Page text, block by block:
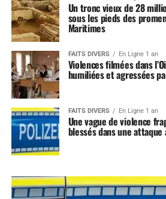
Un tronc vieux de 28
sous les pieds des
Maritimes
FAITS DIVERS En Ligne 1 an
Violences filmées dans
humiliées et agressées
FAITS DIVERS En Ligne 1 an
Une vague de violence
blessés dans une